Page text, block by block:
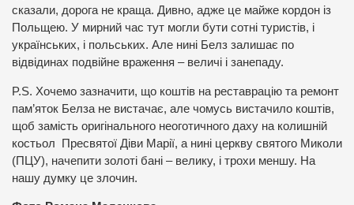
сказали, дорога не краща. Дивно, адже це майже кордон із
Польщею. У мирний час тут могли бути сотні туристів, і
українських, і польських. Але нині Белз залишає по
відвідинах подвійне враження – величі і занепаду.
P.S. Хочемо зазначити, що коштів на реставрацію та ремонт
пам’яток Белза не вистачає, але чомусь вистачило коштів,
щоб замість оригінального неоготичного даху на колишній
костьол Пресвятої Діви Марії, а нині церкву святого Миколи
(ПЦУ), начепити золоті бані – велику, і трохи меншу. На
нашу думку це злочин.